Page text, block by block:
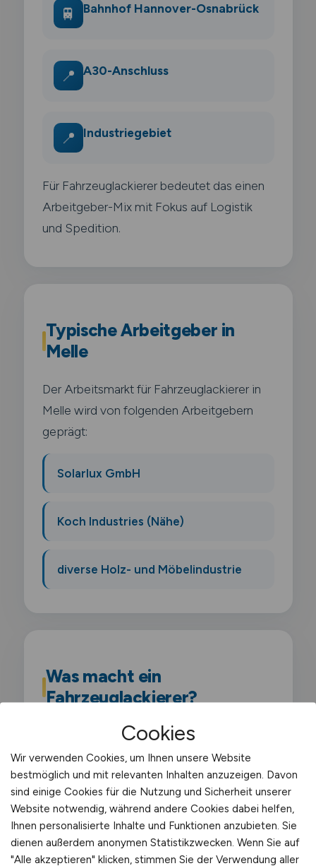
🚆 Bahnhof Hannover-Osnabrück
📍 A30-Anschluss
📍 Industriegebiet
Für Fahrzeuglackierer bedeutet das einen
Arbeitgeber-Mix mit Fokus auf Logistik
und Spedition.
Typische Arbeitgeber in
Melle
Der Arbeitsmarkt für Fahrzeuglackierer in
Melle wird von folgenden Arbeitgebern
geprägt:
Solarlux GmbH
Koch Industries (Nähe)
diverse Holz- und Möbelindustrie
Was macht ein
Fahrzeuglackierer?
Als Fahrzeuglackierer bringst du Autos.
Lkw und Sonderfahrzeuge in neuem Glanz.
Du bereitest die Karosserie vor. mischst
Farbtöne exakt an und trägst Grundierung.
Basislack und Klarlack auf. Dein Ziel ist eine
makellose Oberfläche.
Cookies
Wir verwenden Cookies, um Ihnen unsere Website
bestmöglich und mit relevanten Inhalten anzuzeigen. Davon
sind einige Cookies für die Nutzung und Sicherheit unserer
Website notwendig, während andere Cookies dabei helfen,
Ihnen personalisierte Inhalte und Funktionen anzubieten. Sie
dienen außerdem anonymen Statistikzwecken. Wenn Sie auf
"Alle akzeptieren" klicken, stimmen Sie der Verwendung aller